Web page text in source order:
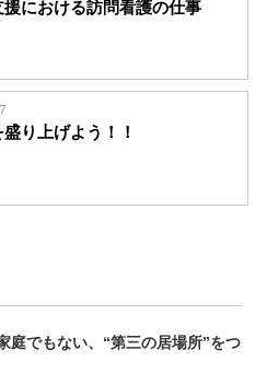
における訪問看護の仕事
り上げよう！！
庭でもない、“第三の居場所”をつ